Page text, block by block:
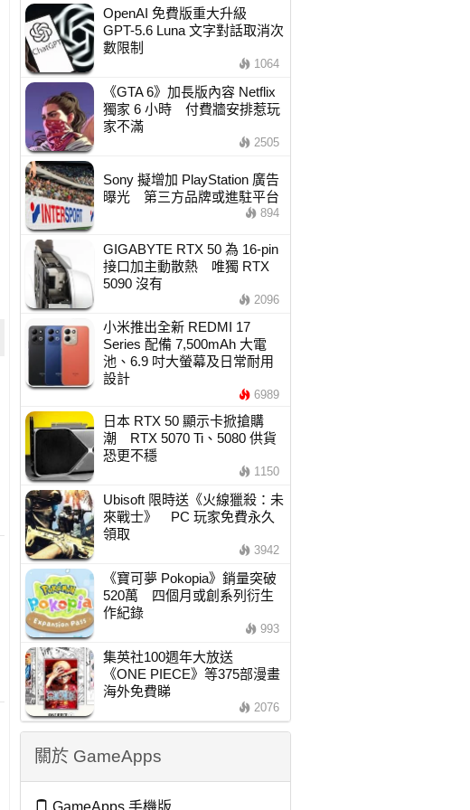
OpenAI 免費版重大升級
GPT-5.6 Luna 文字對話取消次
數限制
1064
《GTA 6》加長版內容 Netflix
獨家 6 小時 付費牆安排惹玩
家不滿
2505
Sony 擬增加 PlayStation 廣告
曝光 第三方品牌或進駐平台
894
GIGABYTE RTX 50 為 16-pin
接口加主動散熱 唯獨 RTX
5090 沒有
2096
小米推出全新 REDMI 17
Series 配備 7,500mAh 大電
池、6.9 吋大螢幕及日常耐用
設計
6989
日本 RTX 50 顯示卡掀搶購
潮 RTX 5070 Ti、5080 供貨
恐更不穩
1150
Ubisoft 限時送《火線獵殺：未
來戰士》 PC 玩家免費永久
領取
3942
《寶可夢 Pokopia》銷量突破
520萬 四個月或創系列衍生
作紀錄
993
集英社100週年大放送
《ONE PIECE》等375部漫畫
海外免費睇
2076
關於 GameApps
GameApps 手機版